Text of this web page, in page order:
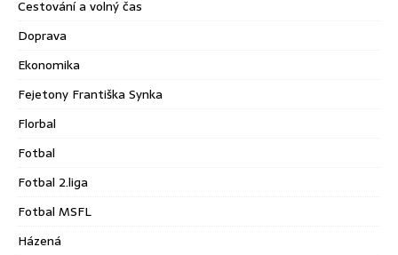
Cestování a volný čas
Doprava
Ekonomika
Fejetony Františka Synka
Florbal
Fotbal
Fotbal 2.liga
Fotbal MSFL
Házená